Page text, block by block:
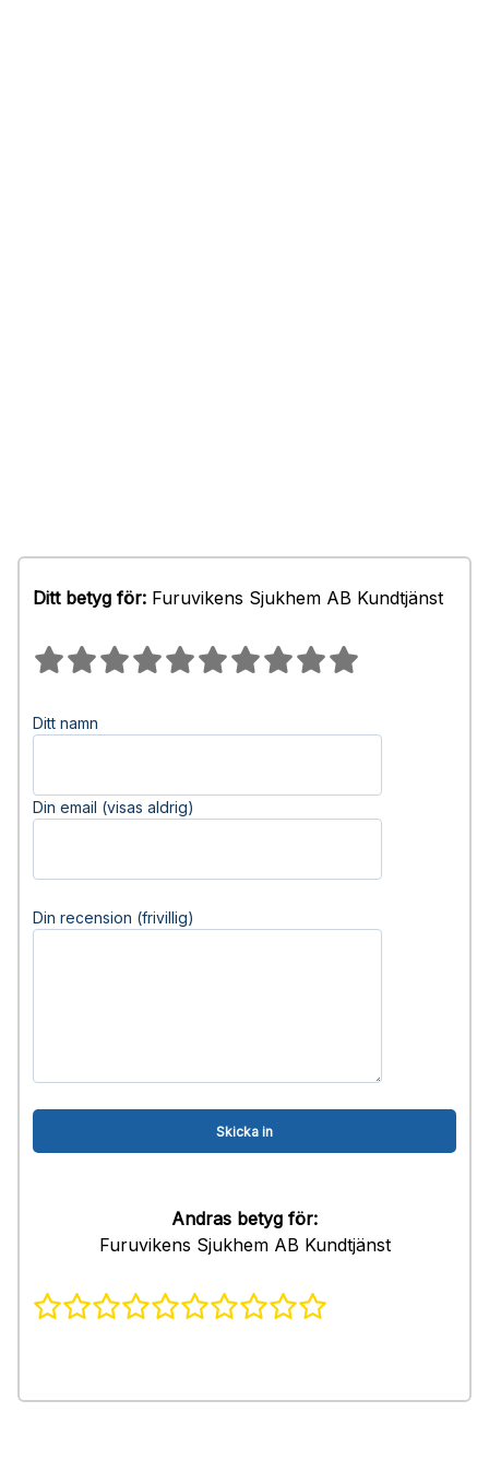
Ditt betyg för: Furuvikens Sjukhem AB Kundtjänst
Ditt namn
Din email (visas aldrig)
Din recension (frivillig)
Andras betyg för:
Furuvikens Sjukhem AB Kundtjänst